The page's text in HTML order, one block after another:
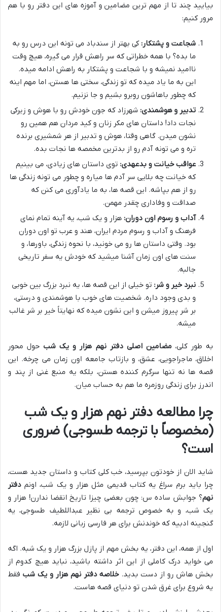
بیایید چند تا از مهم ترین مضامین و آموزه های این دفتر رو با هم
مرور کنیم:
شجاعت و پشتکار: کی بهتر از سندباد می تونه این درس رو به
ما بده؟ با همه خطراتی که سر راهش قرار می گیره، هیچ وقت
ناامید نمیشه و با شجاعت و پشتکار به راهش ادامه میده.
این به ما یاد میده که تو زندگی، سختی ها هستن، اما مهم اینه
که چطور باهاشون روبرو بشیم و جا نزنیم.
تدبیر و هوشمندی: شهرزاد که جون خودش رو با هوش و زیرکی
نجات داد! داستان های مکر زنان و کید مردان هم همین رو
نشون میدن. گاهی وقتا، هوش و تدبیر از هر شمشیری برنده
تره و می تونه آدم رو از بدترین مخمصه ها نجات بده.
عواقب خیانت و بدعهدی: توی داستان های زیادی، می بینیم
که خیانت چه بلایی سر آدم ها میاره و چطور می تونه زندگی ها
رو از هم بپاشه. این قصه ها، به ما یادآوری می کنن که
صداقت و وفاداری چقدر مهمن.
آداب و رسوم اون دوران: هزار و یک شب، یه آینه تمام نمای
فرهنگ و آداب و رسوم مردم ایران، هند و عرب تو اون دوران
بود. وقتی داستان ها رو می خونید، با نحوه زندگی، باورها، و
سنت های اون زمان آشنا میشید که خودش یه سفر تاریخی
جالبه.
نبرد خیر و شر: تو خیلی از این قصه ها، یه نبرد بزرگ بین خوبی
و بدی وجود داره. شخصیت های خوب با هوشمندی و درستی،
بر شر پیروز میشن و این نشون میده که نهایتاً خیر بر شر غالب
میشه.
به طور کلی،مضامین اصلی دفتر نهم هزار و یک شبحول محور
اخلاق، ماجراجویی، عشق، و بازتاب جامعه اون زمان می چرخه. این
قصه ها نه تنها سرگرم کننده هستن، بلکه یه منبع غنی از پند و
اندرز برای زندگی روزمره ما هم به حساب میان.
چرا مطالعه دفتر نهم هزار و یک شب
(مخصوصاً با ترجمه طسوجی) ضروری
است؟
شاید الان از خودتون بپرسید، خب کلی کتاب و داستان جدید هست،
چرا باید برم سراغ یه کتاب قدیمی مثل هزار و یک شب، اونم دفتر
نهم؟ جوابش ساده س: چون بعضی چیزا تاریخ انقضا ندارن! هزار و
یک شب، و به خصوص ترجمه بی نظیر عبداللطیف طسوجی، یه
گنجینه ادبیه که خوندنش برای هر فارسی زبانی لازمه.
اول از همه، این دفتر، یه بخش مهم از پازل بزرگ هزار و یک شبه. اگه
می خواید درک کاملی از این اثر داشته باشید، نباید هیچ کدوم از
بخش هاش رو از دست بدید. خلاصه دفتر نهم هزار و یک شب فقط
یه شروع برای غرق شدن تو دنیای قصه هاست.